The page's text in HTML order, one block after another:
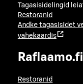
Tagasisidelingid
Restoranid
Andke tagasisidet
vahekaardis
Raflaamo.fi
Restoranid